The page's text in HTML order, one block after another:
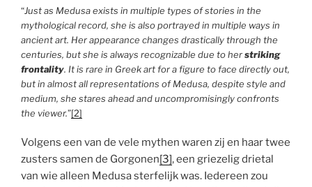
“Just as Medusa exists in multiple types of stories in the
mythological record, she is also portrayed in multiple ways in
ancient art. Her appearance changes drastically through the
centuries, but she is always recognizable due to herstriking
frontality. It is rare in Greek art for a figure to face directly out,
but in almost all representations of Medusa, despite style and
medium, she stares ahead and uncompromisingly confronts
the viewer.”[2]
Volgens een van de vele mythen waren zij en haar twee
zusters samen de Gorgonen[3], een griezelig drietal
van wie alleen Medusa sterfelijk was. Iedereen zou